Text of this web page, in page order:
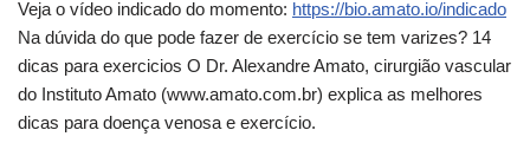
Veja o vídeo indicado do momento: https://bio.amato.io/indicado
Na dúvida do que pode fazer de exercício se tem varizes? 14
dicas para exercicios O Dr. Alexandre Amato, cirurgião vascular
do Instituto Amato (www.amato.com.br) explica as melhores
dicas para doença venosa e exercício.